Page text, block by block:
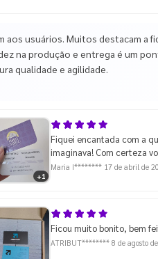
usuários. Muitos destacam a
na produção e entrega é um
qualidade e agilidade.
+1
Fiquei encantada com a
imaginava! Com certeza
Maria I******** 17 de abril de
Ficou muito bonito, bem
ATRIBUT******** 8 de agosto